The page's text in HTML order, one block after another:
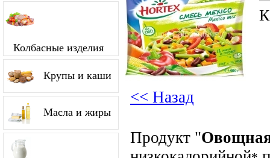
Колбасные изделия
Крупы и каши
Масла и жиры
<< Назад
Продукт "